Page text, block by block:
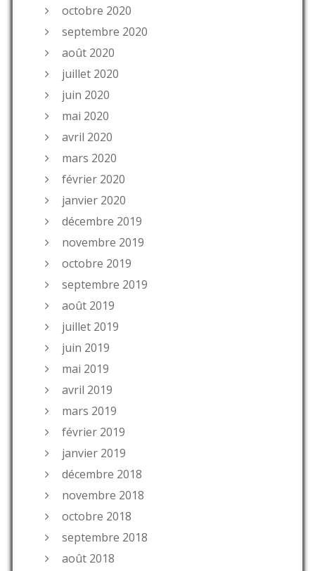
octobre 2020
septembre 2020
août 2020
juillet 2020
juin 2020
mai 2020
avril 2020
mars 2020
février 2020
janvier 2020
décembre 2019
novembre 2019
octobre 2019
septembre 2019
août 2019
juillet 2019
juin 2019
mai 2019
avril 2019
mars 2019
février 2019
janvier 2019
décembre 2018
novembre 2018
octobre 2018
septembre 2018
août 2018